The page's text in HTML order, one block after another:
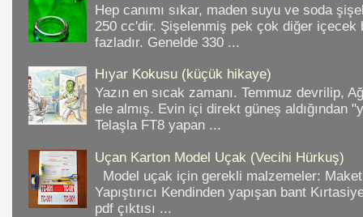
Hep canımı sıkar, maden suyu ve soda
250 cc'dir. Şişelenmiş pek çok diğer içecek
fazladır. Genelde 330 ...
Hıyar Kokusu (küçük hikaye)
Yazın en sıcak zamanı. Temmuz devrilip,
ele almış. Evin içi direkt güneş aldığından
Telaşla FT8 yapan ...
Uçan Karton Model Uçak (Vecihi Hürkuş)
Model uçak için gerekli malzemeler: Maket
Yapıştırıcı Kendinden yapışan bant
pdf çıktısı ...